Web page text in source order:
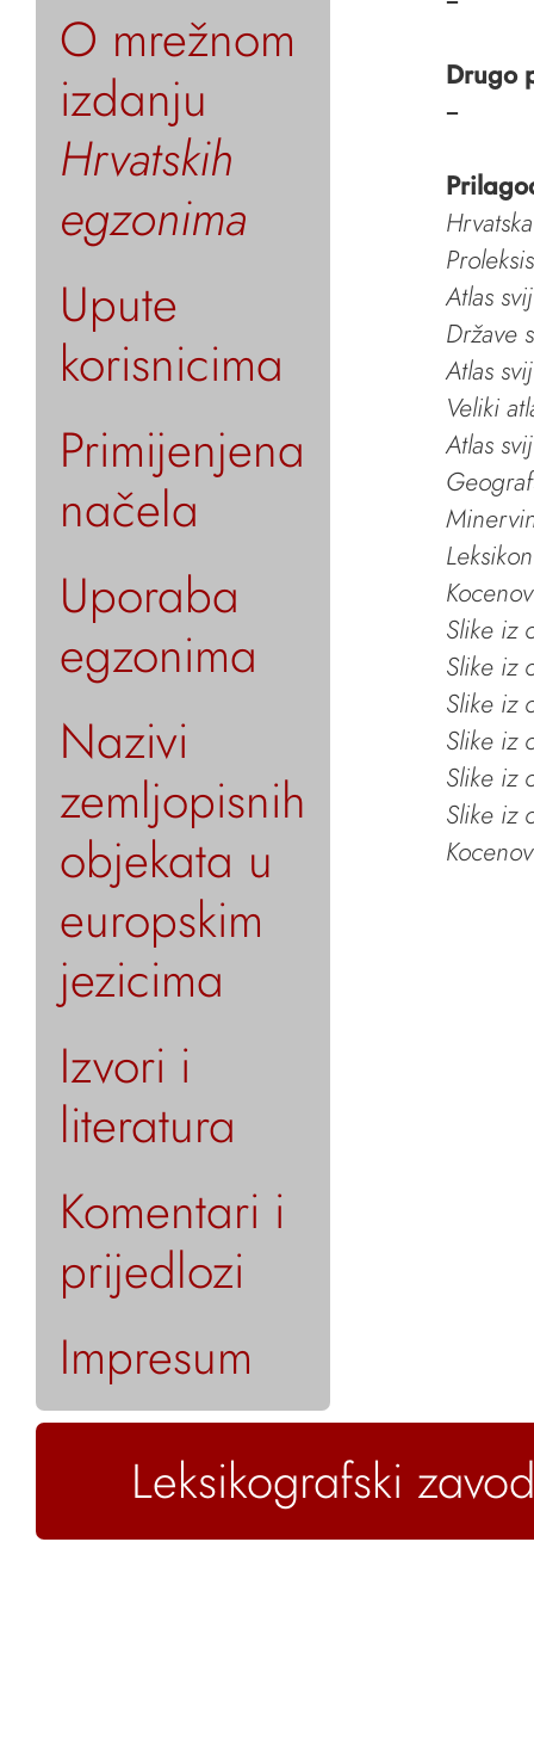
O mrežnom
izdanju
Hrvatskih
egzonima
Upute
korisnicima
Primijenjena
načela
Uporaba
egzonima
Nazivi
zemljopisnih
objekata u
europskim
jezicima
Izvori i
literatura
Komentari i
prijedlozi
Impresum
Drugo
–
Atlas
Države
Atlas
Veliki
Atlas
Slike iz
Slike iz
Slike iz
Slike iz
Slike iz
Slike iz
Leksikografski